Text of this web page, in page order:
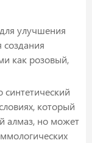
улучшения
создания
как розовый,
синтетический
который
алмаз, но может